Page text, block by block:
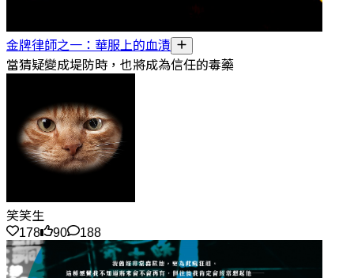
金牌律師之一：華服上的血漬
當猜疑變成堤防時，也將成為信任的毒藥
笑笑生
178
90 188